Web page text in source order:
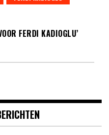
FERDI KADIOGLU’